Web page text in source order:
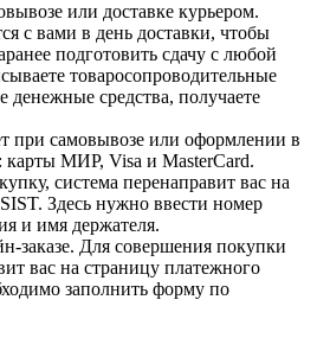
или доставке курьером.
с вами в день доставки, чтобы
подготовить сдачу с любой
товаросопроводительные
денежные средства, получаете
при самовывозе или оформлении в
карты МИР, Visa и MasterCard.
система перенаправит вас на
Здесь нужно ввести номер
и имя держателя.
заказе. Для совершения покупки
вас на страницу платежного
заполнить форму по